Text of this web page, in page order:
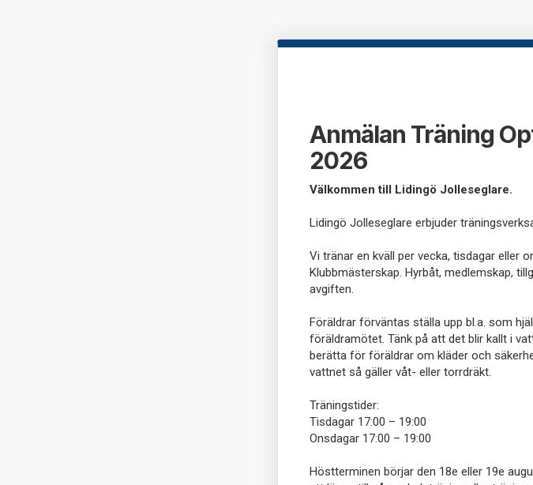
Anmälan Träning
2026
Välkommen till Lidingö Jolleseglare.
Lidingö Jolleseglare erbjuder
Vi tränar en kväll per vecka, tisdagar eller
Klubbmästerskap. Hyrbåt, medlemskap,
avgiften.
Föräldrar förväntas ställa upp bl.a. som
föräldramötet. Tänk på att det blir kallt i
berätta för föräldrar om kläder och
vattnet så gäller våt- eller torrdräkt.
Träningstider:
Tisdagar 17:00 – 19:00
Onsdagar 17:00 – 19:00
Höstterminen börjar den 18e eller 19e